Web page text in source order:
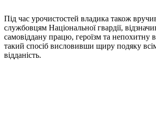
Під час урочистостей владика також
службовцям Національної гвардії,
самовіддану працю, героїзм та непохитну
такий спосіб висловивши щиру подяку
відданість.